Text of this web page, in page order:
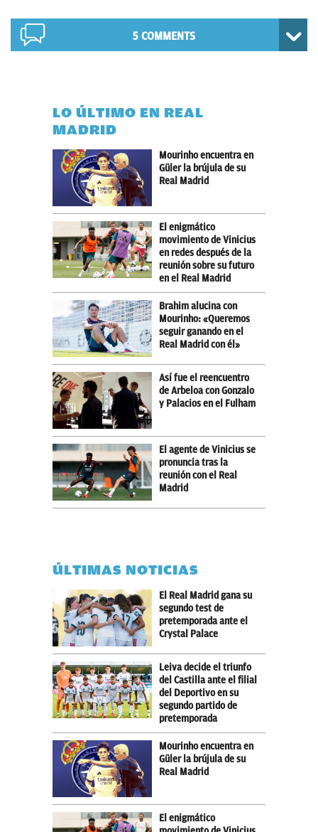
5 COMMENTS
LO ÚLTIMO EN REAL
MADRID
Mourinho encuentra en
Güler la brújula de su
Real Madrid
El enigmático
movimiento de Vinicius
en redes después de la
reunión sobre su futuro
en el Real Madrid
Brahim alucina con
Mourinho: «Queremos
seguir ganando en el
Real Madrid con él»
Así fue el reencuentro
de Arbeloa con Gonzalo
y Palacios en el Fulham
El agente de Vinicius se
pronuncia tras la
reunión con el Real
Madrid
ÚLTIMAS NOTICIAS
El Real Madrid gana su
segundo test de
pretemporada ante el
Crystal Palace
Leiva decide el triunfo
del Castilla ante el filial
del Deportivo en su
segundo partido de
pretemporada
Mourinho encuentra en
Güler la brújula de su
Real Madrid
El enigmático